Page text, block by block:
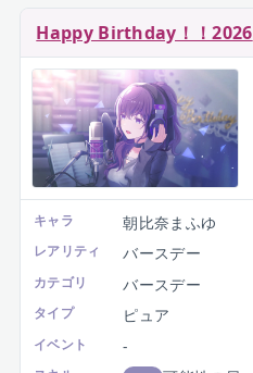
Happy Birthday！！2026
キャラ 朝比奈まふゆ
レアリティ バースデー
カテゴリ バースデー
タイプ ピュア
イベント -